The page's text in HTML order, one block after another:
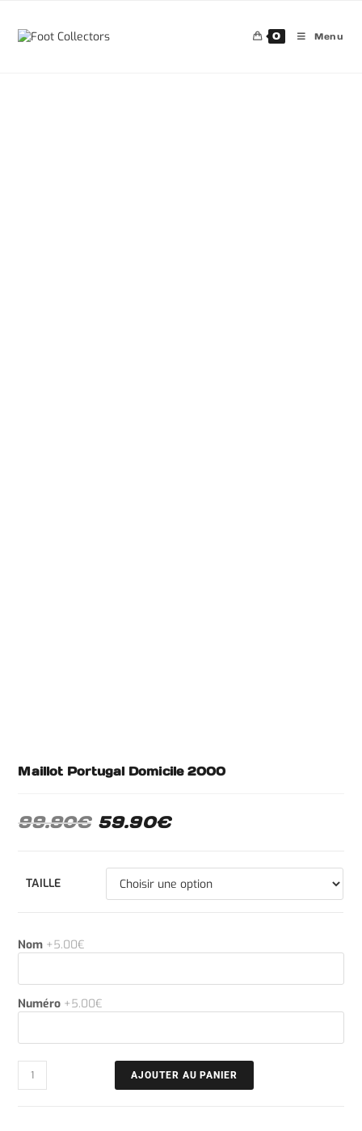
0 Menu
Maillot Portugal Domicile 2000
99.90€ 59.90€
TAILLE
Nom +5.00€
Numéro +5.00€
AJOUTER AU PANIER